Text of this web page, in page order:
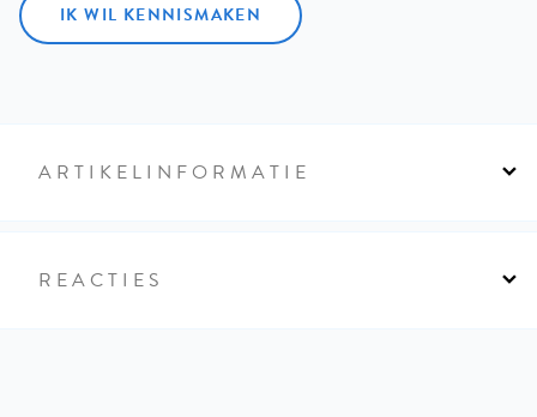
IK WIL KENNISMAKEN
ARTIKELINFORMATIE
REACTIES